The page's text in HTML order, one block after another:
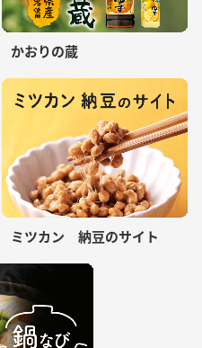
かおりの蔵
ミツカン 納豆のサイト